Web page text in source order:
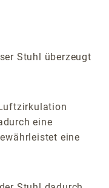
Stuhl überzeugt
eine
eine